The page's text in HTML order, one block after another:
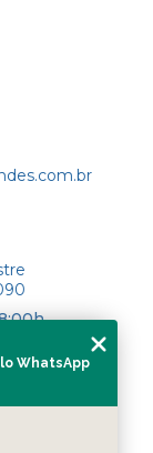
WhatsApp